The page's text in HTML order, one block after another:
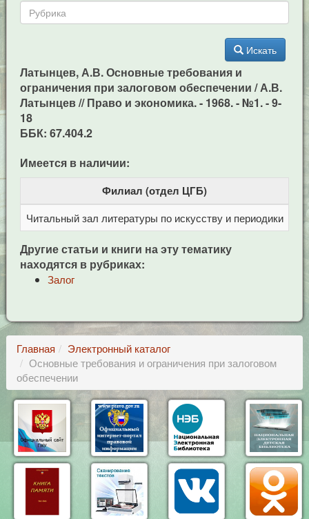
Искать
Латынцев, А.В. Основные требования и
ограничения при залоговом обеспечении / А.В.
Латынцев // Право и экономика. - 1968. - №1. - 9-
18
ББК: 67.404.2
Имеется в наличии:
Филиал (отдел ЦГБ)
Читальный зал литературы по искусству и периодики
Другие статьи и книги на эту тематику
находятся в рубриках:
Залог
Главная
Электронный каталог
Основные требования и ограничения при залоговом
обеспечении